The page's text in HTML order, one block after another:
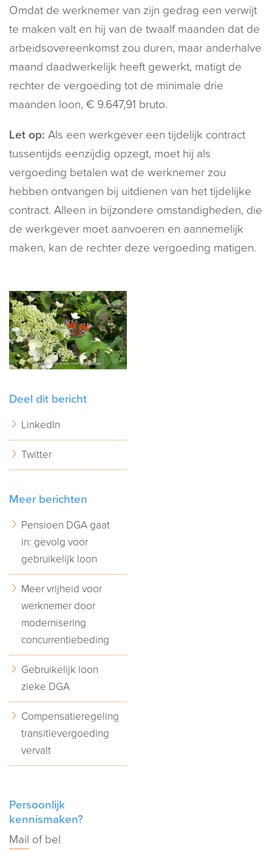
Omdat de werknemer van zijn gedrag een verwijt
te maken valt en hij van de twaalf maanden dat de
arbeidsovereenkomst zou duren, maar anderhalve
maand daadwerkelijk heeft gewerkt, matigt de
rechter de vergoeding tot de minimale drie
maanden loon, € 9.647,91 bruto.
Let op: Als een werkgever een tijdelijk contract
tussentijds eenzijdig opzegt, moet hij als
vergoeding betalen wat de werknemer zou
hebben ontvangen bij uitdienen van het tijdelijke
contract. Alleen in bijzondere omstandigheden, die
de werkgever moet aanvoeren en aannemelijk
maken, kan de rechter deze vergoeding matigen.
Deel dit bericht
LinkedIn
Twitter
Meer berichten
Pensioen DGA gaat
in: gevolg voor
gebruikelijk loon
Meer vrijheid voor
werknemer door
modernisering
concurrentiebeding
Gebruikelijk loon
zieke DGA
Compensatieregeling
transitievergoeding
vervalt
Persoonlijk
kennismaken?
Mail of bel